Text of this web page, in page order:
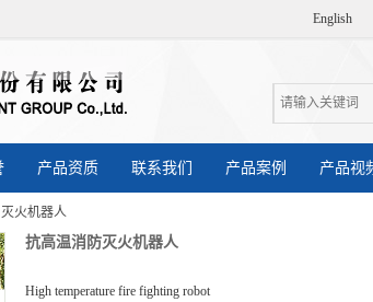
English
产品资质 联系我们 产品案例 产品视
灭火机器人
抗高温消防灭火机器人
High temperature fire fighting robot